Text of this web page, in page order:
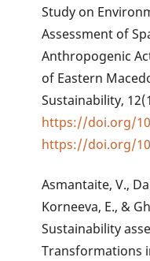
Study on
Assessment of
Anthropogenic
of Eastern
Sustainability,
https://doi.org/
https://doi.org/
Asmantaite, V.,
Korneeva, E., &
Sustainability
Transformations